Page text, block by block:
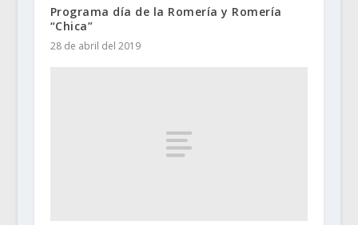
Programa día de la Romería y Romería
“Chica”
28 de abril del 2019